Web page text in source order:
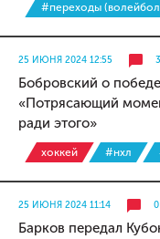
#переходы
25 ИЮНЯ 2024 12:55 3
Бобровский о
«Потрясающий
ради этого»
хоккей #нхл
25 ИЮНЯ 2024 11:14 0
Барков передал